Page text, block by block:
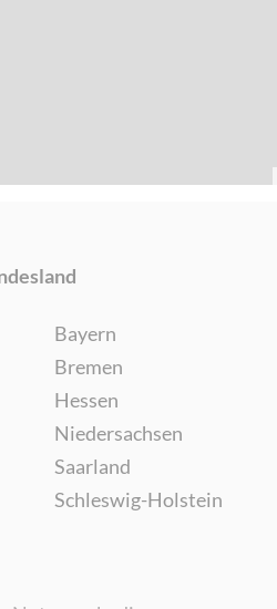
Bayern
Bremen
Hessen
Niedersachsen
Saarland
Schleswig-Holstein